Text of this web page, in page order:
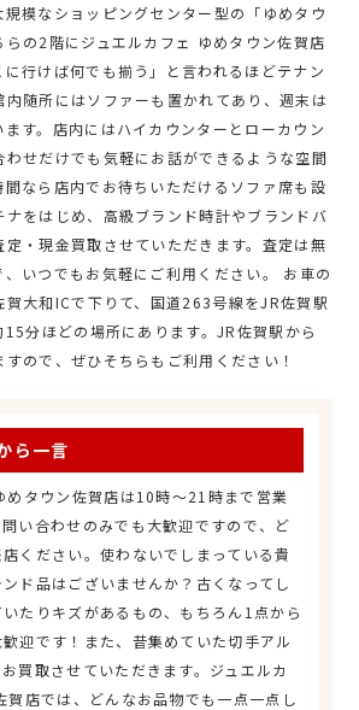
模なショッピングセンター型の「ゆめタウ
らの2階にジュエルカフェ ゆめタウン佐賀店
行けば何でも揃う」と言われるほどテナン
内随所にはソファーも置かれてあり、週末は
す。店内にはハイカウンターとローカウン
せだけでも気軽にお話ができるような空間
なら店内でお待ちいただけるソファ席も設
をはじめ、高級ブランド時計やブランドバ
定・現金買取させていただきます。査定は無
いつでもお気軽にご利用ください。 お車の
賀大和ICで下りて、国道263号線をJR佐賀駅
分ほどの場所にあります。JR佐賀駅から
ので、ぜひそちらもご利用ください！
ら一言
めタウン佐賀店は10時～21時まで営業
い合わせのみでも大歓迎ですので、ど
ください。使わないでしまっている貴
ド品はございませんか？古くなってし
たりキズがあるもの、もちろん1点から
迎です！また、昔集めていた切手アル
買取させていただきます。ジュエルカ
賀店では、どんなお品物でも一点一点し